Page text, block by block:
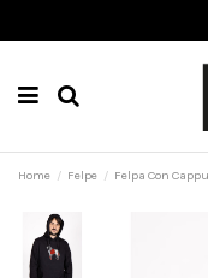
Home Felpe Felpa Con